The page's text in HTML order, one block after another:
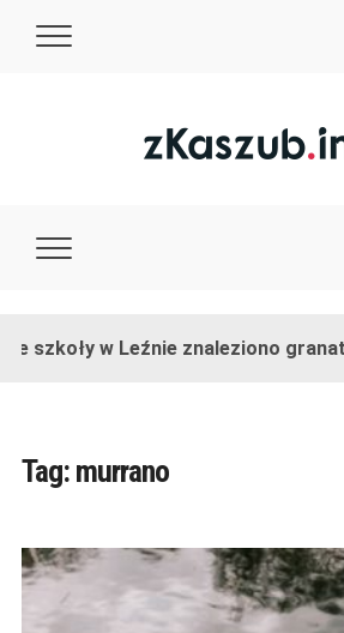
szkoły w Leźnie znaleziono granat!
Tag: murrano